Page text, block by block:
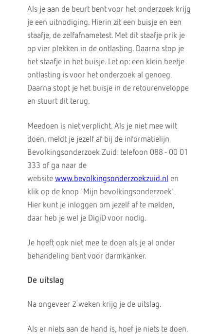
Als je aan de beurt bent voor het onderzoek krijg
je een uitnodiging. Hierin zit een buisje en een
staafje, de zelfafnametest. Met dit staafje prik je
op vier plekken in de ontlasting. Daarna stop je
het staafje in het buisje. Let op: een klein beetje
ontlasting is voor het onderzoek al genoeg.
Daarna stopt je het buisje in de retourenveloppe
en stuurt dit terug.
Meedoen is niet verplicht. Als je niet mee wilt
doen, meldt je jezelf af bij de informatielijn
Bevolkingsonderzoek Zuid: telefoon 088 - 00 01
333 of ga naar de
website www.bevolkingsonderzoekzuid.nl en
klik op de knop 'Mijn bevolkingsonderzoek'.
Hier kunt je inloggen om jezelf af te melden,
daar heb je wel je DigiD voor nodig.
Je hoeft ook niet mee te doen als je al onder
behandeling bent voor darmkanker.
De uitslag
Na ongeveer 2 weken krijg je de uitslag.
Als er niets aan de hand is, hoef je niets te doen.